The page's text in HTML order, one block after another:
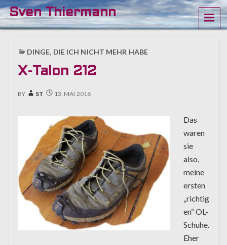
Sven Thiermann
DINGE, DIE ICH NICHT MEHR HABE
X-Talon 212
BY ST 13. MAI 2016
Das
waren
sie
also,
meine
ersten
„richtig
en“ OL-
Schuhe.
Eher